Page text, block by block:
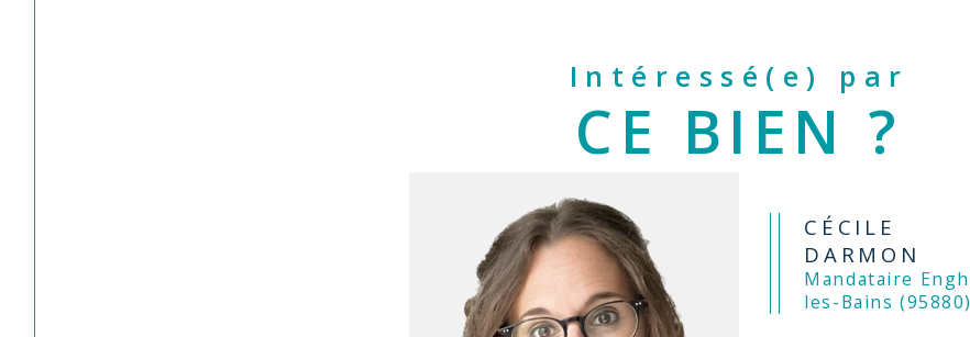
Intéressé(e) par
CE BIEN ?
CÉCILE
DARMON
Mandataire Enghien-
les-Bains (95880)